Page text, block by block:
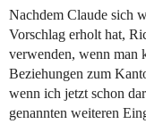
Nachdem Claude sich
Vorschlag erholt hat,
verwenden, wenn man
Beziehungen zum
wenn ich jetzt schon
genannten weiteren